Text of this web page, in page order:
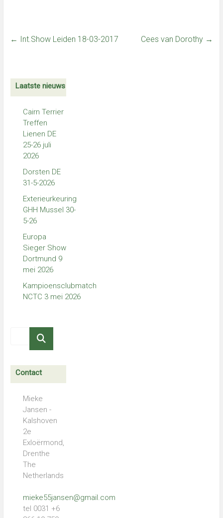
← Int.Show Leiden 18-03-2017 Cees van Dorothy →
Laatste nieuws
Cairn Terrier
Treffen
Lienen DE
25-26 juli
2026
Dorsten DE
31-5-2026
Exterieurkeuring
GHH Mussel 30-
5-26
Europa
Sieger Show
Dortmund 9
mei 2026
Kampioensclubmatch
NCTC 3 mei 2026
Contact
Mieke
Jansen -
Kalshoven
2e
Exloërmond,
Drenthe
The
Netherlands
mieke55jansen@gmail.com
tel 0031 +6